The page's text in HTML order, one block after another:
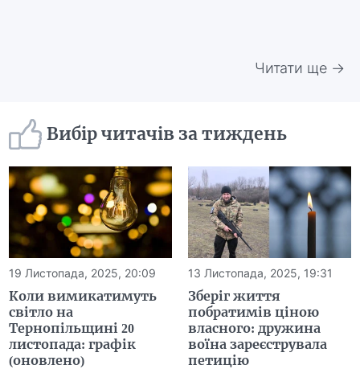
Читати ще →
Вибір читачів за тиждень
19 Листопада, 2025, 20:09
Коли вимикатимуть
світло на
Тернопільщині 20
листопада: графік
(оновлено)
13 Листопада, 2025, 19:31
Зберіг життя
побратимів ціною
власного: дружина
воїна зареєструвала
петицію